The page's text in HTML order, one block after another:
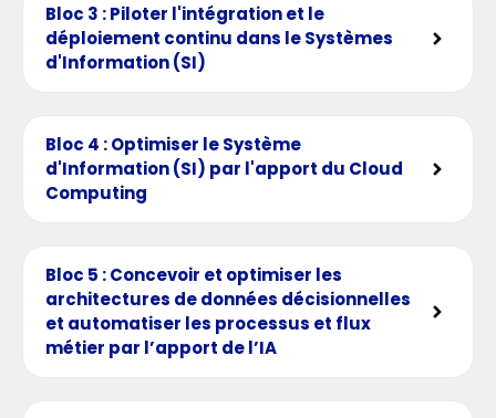
Bloc 3 : Piloter l'intégration et le
déploiement continu dans le Systèmes
d'Information (SI)
Bloc 4 : Optimiser le Système
d'Information (SI) par l'apport du Cloud
Computing
Bloc 5 : Concevoir et optimiser les
architectures de données décisionnelles
et automatiser les processus et flux
métier par l’apport de l’IA